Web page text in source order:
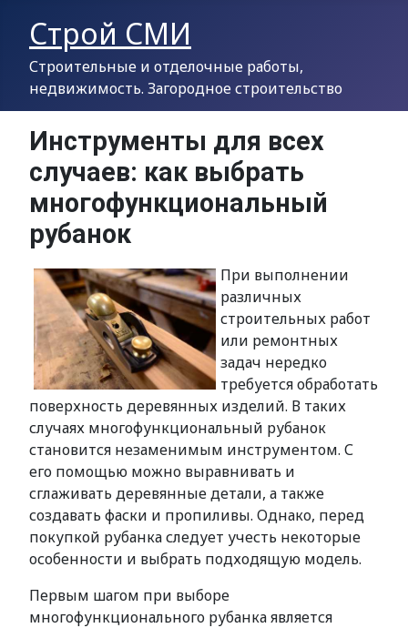
Строй СМИ
Строительные и отделочные работы,
недвижимость. Загородное строительство
Инструменты для всех
случаев: как выбрать
многофункциональный
рубанок
При выполнении
различных
строительных работ
или ремонтных
задач нередко
требуется обработать
поверхность деревянных изделий. В таких
случаях многофункциональный рубанок
становится незаменимым инструментом. С
его помощью можно выравнивать и
сглаживать деревянные детали, а также
создавать фаски и пропиливы. Однако, перед
покупкой рубанка следует учесть некоторые
особенности и выбрать подходящую модель.
Первым шагом при выборе
многофункционального рубанка является